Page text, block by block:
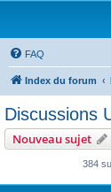
FAQ
Index du forum
Discussions
Nouveau sujet
384